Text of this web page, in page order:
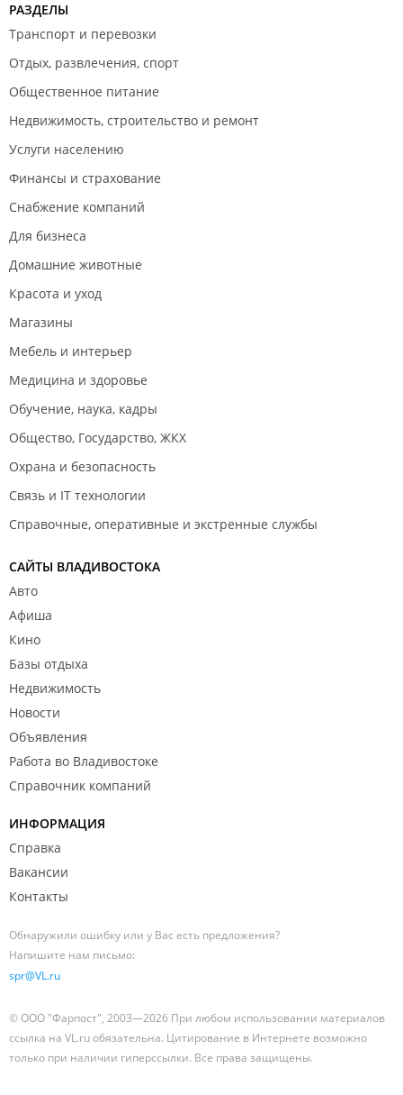
РАЗДЕЛЫ
Транспорт и перевозки
Отдых, развлечения, спорт
Общественное питание
Недвижимость, строительство и ремонт
Услуги населению
Финансы и страхование
Снабжение компаний
Для бизнеса
Домашние животные
Красота и уход
Магазины
Мебель и интерьер
Медицина и здоровье
Обучение, наука, кадры
Общество, Государство, ЖКХ
Охрана и безопасность
Связь и IT технологии
Справочные, оперативные и экстренные службы
САЙТЫ ВЛАДИВОСТОКА
Авто
Афиша
Кино
Базы отдыха
Недвижимость
Новости
Объявления
Работа во Владивостоке
Справочник компаний
ИНФОРМАЦИЯ
Справка
Вакансии
Контакты
Обнаружили ошибку или у Вас есть предложения?
Напишите нам письмо:
spr@VL.ru
© ООО "Фарпост", 2003—2026 При любом использовании материалов
ссылка на VL.ru обязательна. Цитирование в Интернете возможно
только при наличии гиперссылки. Все права защищены.